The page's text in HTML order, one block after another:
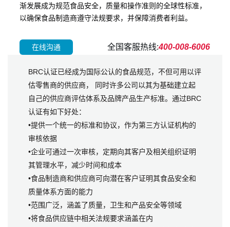
渐发展成为规范食品安全，质量和操作准则的全球性标准，
以确保食品制造商遵守法规要求，并保障消费者利益。
在线沟通 全国客服热线:400-008-6006
BRC认证已经成为国际公认的食品规范，不但可用以评
估零售商的供应商， 同时许多公司以其为基础建立起
自己的供应商评估体系及品牌产品生产标准。通过BRC
认证有如下好处：
•提供一个统一的标准和协议，作为第三方认证机构的
审核依据
•企业可通过一次审核，定期向其客户及相关组织证明
其管理水平，减少时间和成本
•食品制造商和供应商可向潜在客户证明其食品安全和
质量体系方面的能力
•范围广泛，涵盖了质量，卫生和产品安全等领域
•将食品供应链中相关法规要求涵盖在内